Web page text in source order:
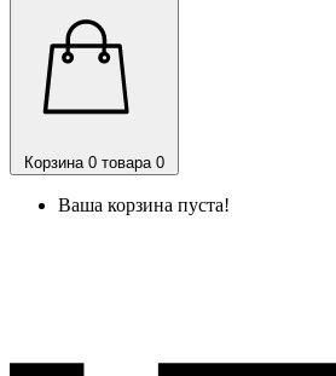
Корзина 0 товара 0
Ваша корзина пуста!